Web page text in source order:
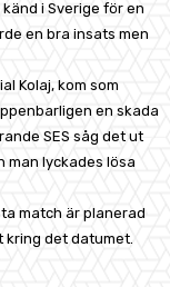
i Sverige för en
en bra insats men
Kolaj, kom som
en skada
SES såg det ut
man lyckades lösa
match är planerad
kring det datumet.